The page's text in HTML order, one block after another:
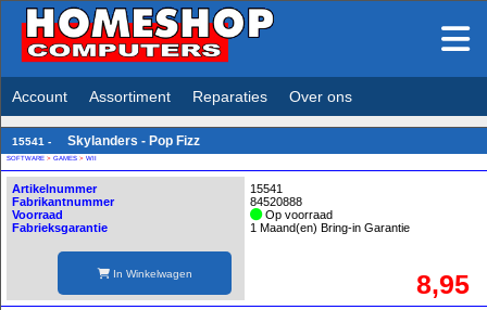
Account Assortiment Reparaties Over ons
15541 - Skylanders - Pop Fizz
SOFTWARE > GAMES > WII
Artikelnummer
Fabrikantnummer
Voorraad
Fabrieksgarantie
In Winkelwagen
15541
84520888
Op voorraad
1 Maand(en) Bring-in Garantie
8,95